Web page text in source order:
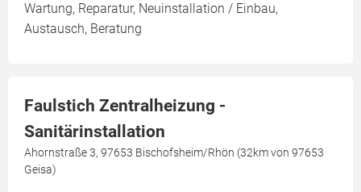
Wartung, Reparatur, Neuinstallation / Einbau,
Austausch, Beratung
Faulstich Zentralheizung -
Sanitärinstallation
Ahornstraße 3, 97653 Bischofsheim/Rhön (32km von 97653
Geisa)